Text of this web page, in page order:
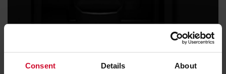
Consent Details About